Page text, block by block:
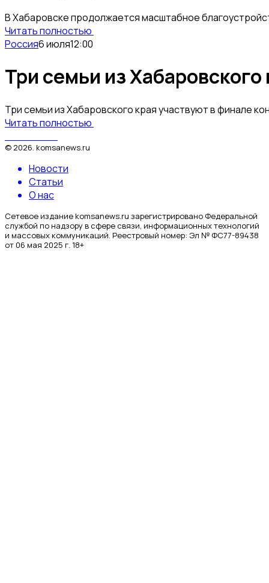
В Хабаровске продолжается масштабное
Читать полностью
Россия6 июля12:00
Три семьи из
Три семьи из Хабаровского края участвуют в финале
Читать полностью
© 2026 komsanews.ru
Новости
Статьи
О нас
Сетевое издание komsanews.ru зарегистрировано Федеральной
службой по надзору в сфере связи, информационных технологий
и массовых коммуникаций. Реестровый номер: Эл № ФС77-89438
от 06 мая 2025 г. 18+